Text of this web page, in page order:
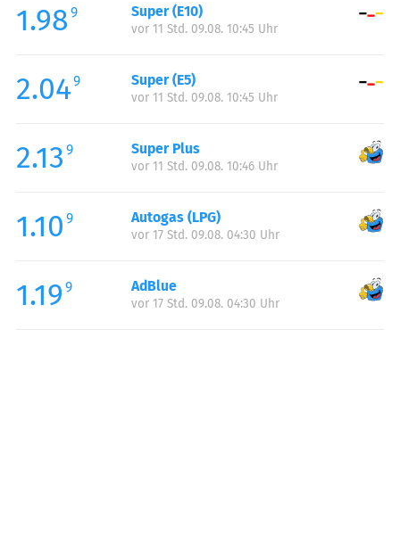
Samstag:
00:00-23:59
Sonntag:
1.98 9 Super (E10)
vor 11 Std. 09.08. 10:45 Uhr
2.049 Super (E5)
vor 11 Std. 09.08. 10:45 Uhr
2.13 9 Super Plus
vor 11 Std. 09.08. 10:46 Uhr
1.10 9 Autogas (LPG)
vor 17 Std. 09.08. 04:30 Uhr
1.19 9 AdBlue
vor 17 Std. 09.08. 04:30 Uhr